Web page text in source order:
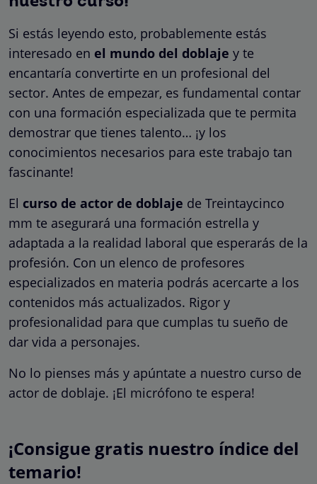
Si estás leyendo esto, probablemente estás
interesado en el mundo del doblaje y te
encantaría convertirte en un profesional del
sector. Antes de empezar, es fundamental contar
con una formación especializada que te permita
demostrar que tienes talento… ¡y los
conocimientos necesarios para este trabajo tan
fascinante!
El curso de actor de doblaje de Treintaycinco
mm te asegurará una formación estrella y
adaptada a la realidad laboral que esperarás de la
profesión. Con un elenco de profesores
especializados en materia podrás acercarte a los
contenidos más actualizados. Rigor y
profesionalidad para que cumplas tu sueño de
dar vida a personajes.
No lo pienses más y apúntate a nuestro curso de
actor de doblaje. ¡El micrófono te espera!
¡Consigue gratis nuestro índice del
temario!